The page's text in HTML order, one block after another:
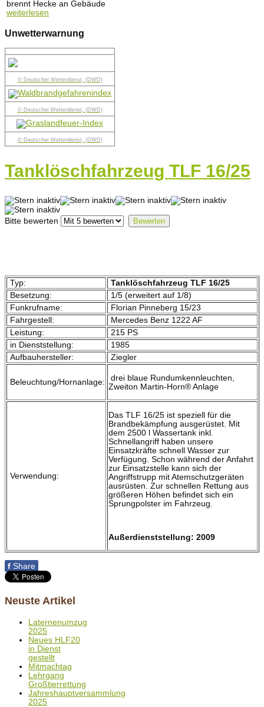
brennt Hecke an Gebäude
weiterlesen
Unwetterwarnung
© Deutscher Wetterdienst, (DWD)
© Deutscher Wetterdienst, (DWD)
© Deutscher Wetterdienst, (DWD)
Tanklöschfahrzeug TLF 16/25
Bitte bewerten
Typ:
Tanklöschfahrzeug TLF 16/25
Besetzung:
1/5 (erweitert auf 1/8)
Funkrufname:
Florian Pinneberg 15/23
Fahrgestell:
Mercedes Benz 1222 AF
Leistung:
215 PS
in Dienststellung:
1985
Aufbauhersteller:
Ziegler
Beleuchtung/Hornanlage:
drei blaue Rundumkennleuchten,
Zweiton Martin-Horn® Anlage
Verwendung:
Das TLF 16/25 ist speziell für die
Brandbekämpfung ausgerüstet. Mit
dem 2500 l Wassertank inkl.
Schnellangriff haben unsere
Einsatzkräfte schnell Wasser zur
Verfügung. Schon während der Anfahrt
zur Einsatzstelle kann sich der
Angriffstrupp mit Atemschutzgeräten
ausrüsten. Zur schnellen Rettung aus
größeren Höhen befindet sich ein
Sprungpolster im Fahrzeug.
Außerdienststellung: 2009
f Share
Neuste Artikel
Laternenumzug
2025
Neues HLF20
in Dienst
gestellt
Mitmachtag
Lehrgang
Großtierrettung
Jahreshauptversammlung
2025